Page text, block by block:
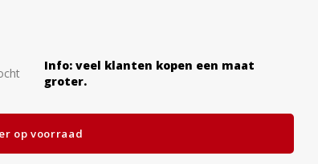
Info: veel klanten kopen een maat
groter.
op voorraad